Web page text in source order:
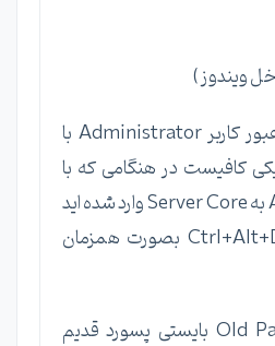
به منظور تغییر رمز عبور کاربر Administrator با
کافیست در هنگامی که با
کاربر Administrator به Server Core وارد شده اید
از دکمه های Ctrl+Alt+Delete بصورت همزمان
در قسمت Old Password بایستی پسورد قدیم